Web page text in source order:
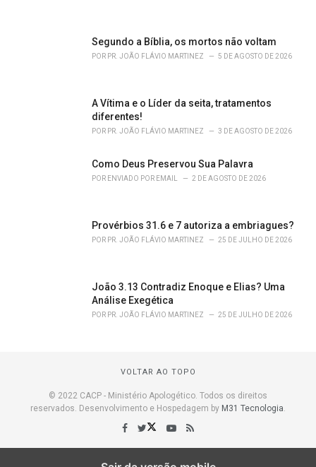
Segundo a Bíblia, os mortos não voltam
POR PR. JOÃO FLÁVIO MARTINEZ 5 DE AGOSTO DE 2026
A Vítima e o Líder da seita, tratamentos
diferentes!
POR PR. JOÃO FLÁVIO MARTINEZ 3 DE AGOSTO DE 2026
Como Deus Preservou Sua Palavra
POR ENVIADO POR EMAIL 2 DE AGOSTO DE 2026
Provérbios 31.6 e 7 autoriza a embriagues?
POR PR. JOÃO FLÁVIO MARTINEZ 25 DE JULHO DE 2026
João 3.13 Contradiz Enoque e Elias? Uma
Análise Exegética
POR PR. JOÃO FLÁVIO MARTINEZ 25 DE JULHO DE 2026
VOLTAR AO TOPO
© 2022 CACP - Ministério Apologético. Todos os direitos
reservados. Desenvolvimento e Hospedagem by M31 Tecnologia.